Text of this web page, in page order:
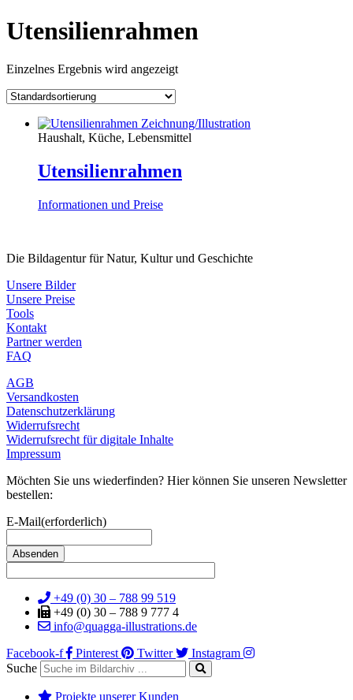
Utensilienrahmen
Einzelnes Ergebnis wird angezeigt
Haushalt, Küche, Lebensmittel
Utensilienrahmen
Informationen und Preise
Die Bildagentur für Natur, Kultur und Geschichte
Unsere Bilder
Unsere Preise
Tools
Kontakt
Partner werden
FAQ
AGB
Versandkosten
Datenschutzerklärung
Widerrufsrecht
Widerrufsrecht für digitale Inhalte
Impressum
Möchten Sie uns wiederfinden? Hier können Sie unseren Newsletter
bestellen:
E-Mail(erforderlich)
+49 (0) 30 – 788 99 519
+49 (0) 30 – 788 9 777 4
info@quagga-illustrations.de
Facebook-f
Pinterest Twitter
Instagram
Suche
Projekte unserer Kunden